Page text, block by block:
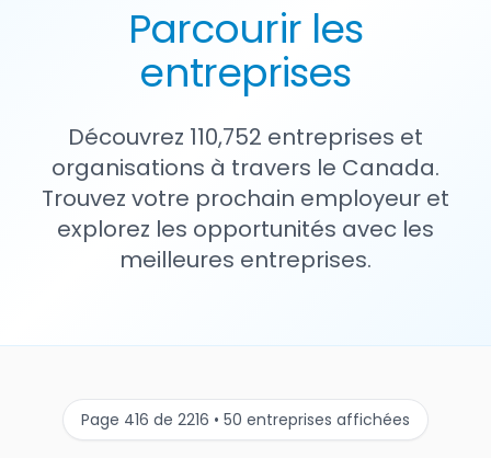
Parcourir les
entreprises
Découvrez 110,752 entreprises et
organisations à travers le Canada.
Trouvez votre prochain employeur et
explorez les opportunités avec les
meilleures entreprises.
Page 416 de 2216 • 50 entreprises affichées